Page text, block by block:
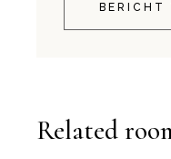
BERICHT
Related